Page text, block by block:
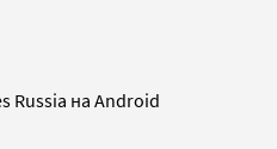
Russia на Android